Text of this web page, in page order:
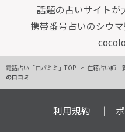
話題の占いサイトが
携帯番号占いのシウ
電話占い「ロバミミ」TOP 在籍占い師一
の口コミ
利用規約